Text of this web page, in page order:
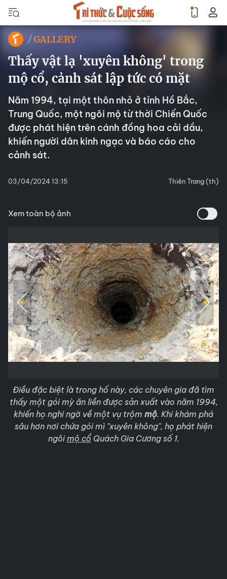
GALLERY
Thấy vật lạ 'xuyên không' trong
mộ cổ, cảnh sát lập tức có mặt
Năm 1994, tại một thôn nhỏ ở tỉnh Hồ Bắc,
Trung Quốc, một ngôi mộ từ thời Chiến Quốc
được phát hiện trên cánh đồng hoa cải dầu,
khiến người dân kinh ngạc và báo cáo cho
cảnh sát.
03/04/2024 13:15 Thiên Trang (th)
Xem toàn bộ ảnh
Điều đặc biệt là trong hố này, các chuyên gia đã tìm
thấy một gói mỳ ăn liền được sản xuất vào năm 1994,
khiến họ nghi ngờ về một vụ trộm mộ. Khi khám phá
sâu hơn nơi chứa gói mì "xuyên không", họ phát hiện
ngôimộ cổ Quách Gia Cương số 1.